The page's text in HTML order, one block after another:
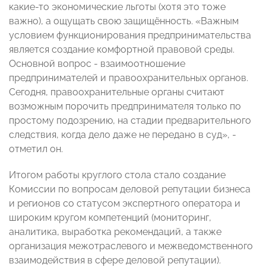
какие-то экономические льготы (хотя это тоже
важно), а ощущать свою защищённость. «Важным
условием функционирования предпринимательства
является создание комфортной правовой среды.
Основной вопрос - взаимоотношение
предпринимателей и правоохранительных органов.
Сегодня, правоохранительные органы считают
возможным порочить предпринимателя только по
простому подозрению, на стадии предварительного
следствия, когда дело даже не передано в суд», -
отметил он.
Итогом работы круглого стола стало создание
Комиссии по вопросам деловой репутации бизнеса
и регионов со статусом экспертного оператора и
широким кругом компетенций (мониторинг,
аналитика, выработка рекомендаций, а также
организация межотраслевого и межведомственного
взаимодействия в сфере деловой репутации).